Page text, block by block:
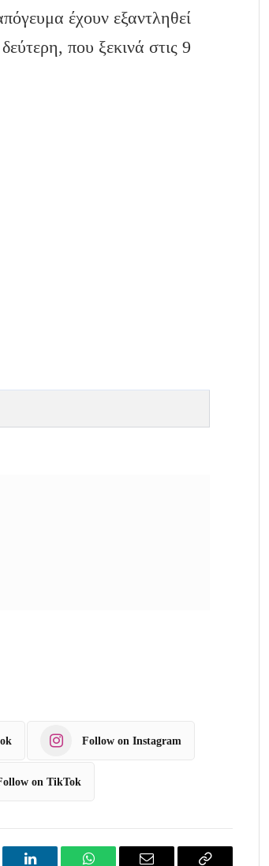
έχουν εξαντληθεί
που ξεκινά στις 9
Follow on Instagram
on TikTok